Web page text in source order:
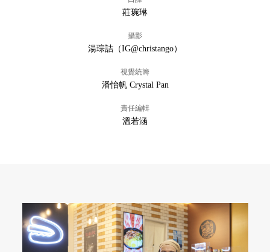
莊琬琳
攝影
湯琮詰（IG@christango）
視覺統籌
潘怡帆 Crystal Pan
責任編輯
溫若涵